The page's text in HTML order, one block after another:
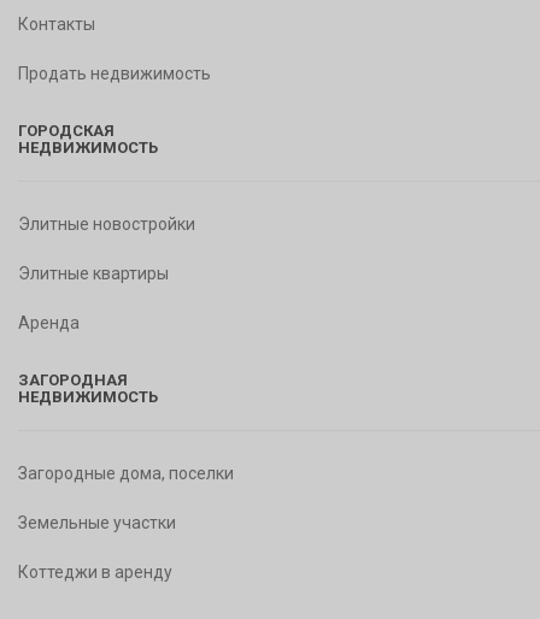
Контакты
Продать недвижимость
ГОРОДСКАЯ
НЕДВИЖИМОСТЬ
Элитные новостройки
Элитные квартиры
Аренда
ЗАГОРОДНАЯ
НЕДВИЖИМОСТЬ
Загородные дома, поселки
Земельные участки
Коттеджи в аренду